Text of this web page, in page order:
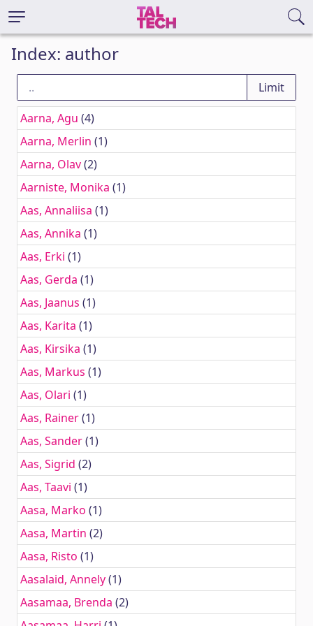
Index: author
Aarna, Agu (4)
Aarna, Merlin (1)
Aarna, Olav(2)
Aarniste, Monika (1)
Aas, Annaliisa (1)
Aas, Annika (1)
Aas, Erki (1)
Aas, Gerda (1)
Aas, Jaanus (1)
Aas, Karita (1)
Aas, Kirsika (1)
Aas, Markus (1)
Aas, Olari (1)
Aas, Rainer(1)
Aas, Sander(1)
Aas, Sigrid (2)
Aas, Taavi (1)
Aasa, Marko (1)
Aasa, Martin (2)
Aasa, Risto (1)
Aasalaid, Annely(1)
Aasamaa, Brenda (2)